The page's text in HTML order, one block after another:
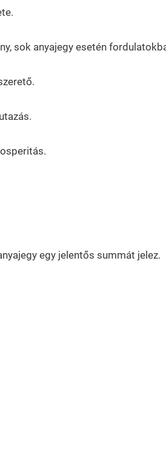
sok anyajegy esetén
egy jelentős summát jelez.